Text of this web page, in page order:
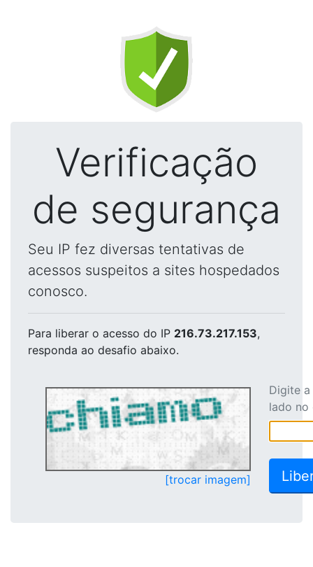
Verificação
de segurança
Seu IP fez diversas tentativas de
acessos suspeitos a sites hospedados
conosco.
Para liberar o acesso do IP 216.73.217.153,
responda ao desafio abaixo.
[trocar imagem]
Digite
lado no